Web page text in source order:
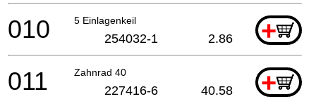
5 Einlagenkeil +
010 254032-1 2.86
Zahnrad 40 +
011 227416-6 40.58